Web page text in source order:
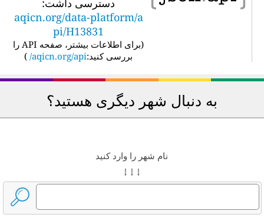
aqicn.org/data-platform/a
pi/H13831
برای اطلاعات بیشتر، صفحه API را
بررسی کنید:aqicn.org/api/
)
به دنبال شهر دیگری هستید؟
نام شهر را وارد کنید
↓ ↓ ↓